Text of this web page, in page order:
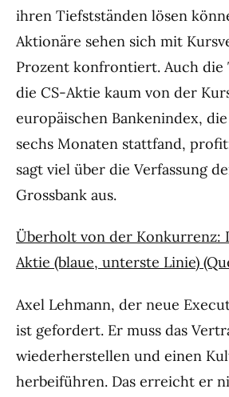
ihren Tiefstständen lösen
Aktionäre sehen sich mit
Prozent konfrontiert. Auch die
die CS-Aktie kaum von der
europäischen Bankenindex,
sechs Monaten stattfand,
sagt viel über die Verfassung
Grossbank aus.
Überholt von der Konkurrenz:
Aktie (blaue, unterste Linie)
Axel Lehmann, der neue
ist gefordert. Er muss das
wiederherstellen und einen
herbeiführen. Das erreicht er